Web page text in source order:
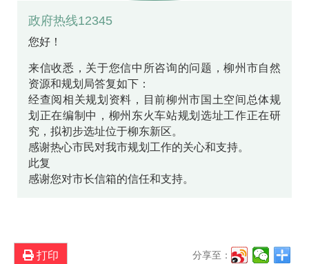
政府热线12345
您好！
来信收悉，关于您信中所咨询的问题，柳州市自然
资源和规划局答复如下：
经查阅相关规划资料，目前柳州市国土空间总体规
划正在编制中，柳州东火车站规划选址工作正在研
究，拟初步选址位于柳东新区。
感谢热心市民对我市规划工作的关心和支持。
此复
感谢您对市长信箱的信任和支持。
打印 分享至：